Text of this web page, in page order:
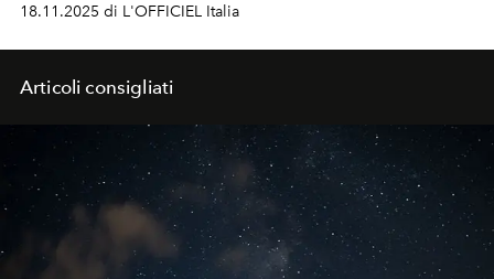
18.11.2025 di L'OFFICIEL Italia
Articoli consigliati